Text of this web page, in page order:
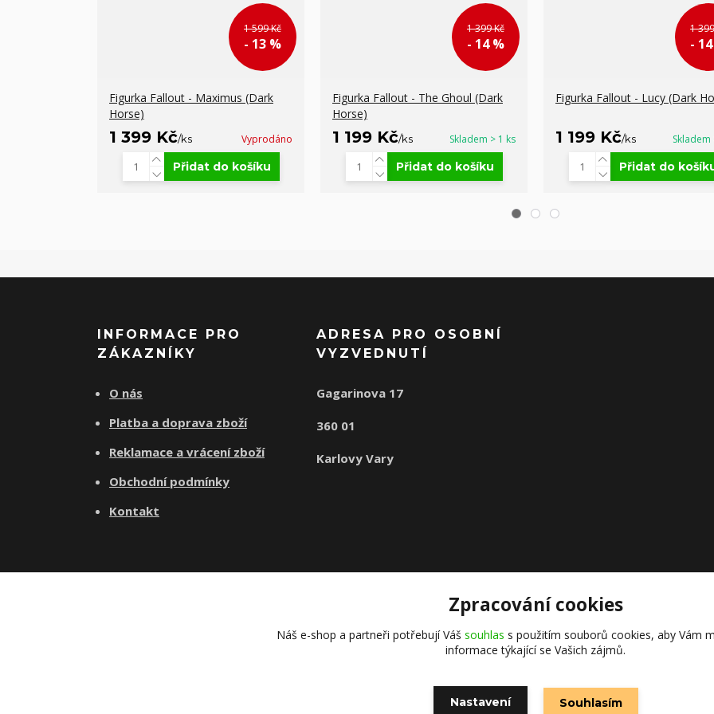
1 599 Kč
- 13 %
Figurka Fallout - Maximus (Dark
Horse)
1 399 Kč/ks Vyprodáno
Přidat do košíku
1 399 Kč
- 14 %
Figurka Fallout - The Ghoul (Dark
Horse)
1 199 Kč/ks Skladem > 1 ks
Přidat do košíku
1
-
Figurka Fallout - Lucy (Dark
1 199 Kč/ks Skladem
Přidat do
INFORMACE PRO
ZÁKAZNÍKY
O nás
Platba a doprava zboží
Reklamace a vrácení zboží
Obchodní podmínky
Kontakt
ADRESA PRO OSOBNÍ
VYZVEDNUTÍ
Gagarinova 17
360 01
Karlovy Vary
Zpracování cookies
Náš e-shop a partneři potřebují Váš souhlas s použitím souborů cookies, aby Vám
informace týkající se Vašich zájmů.
Nastavení Souhlasím